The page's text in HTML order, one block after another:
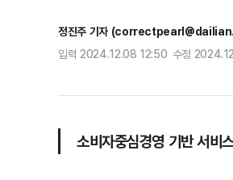
정진주 기자
입력 2024.12.08 12:50 수정
소비자중심경영 기반 서비